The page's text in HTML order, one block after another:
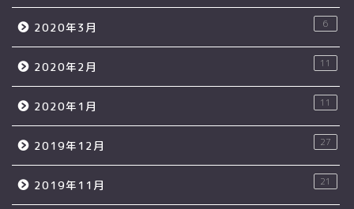
2020年3月 6
2020年2月 11
2020年1月 11
2019年12月 27
2019年11月 21